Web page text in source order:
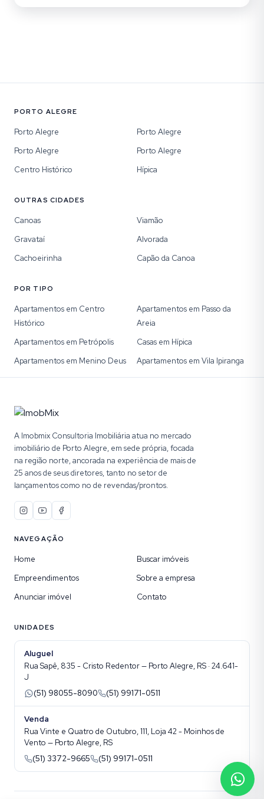
PORTO ALEGRE
Porto Alegre
Porto Alegre
Porto Alegre
Porto Alegre
Centro Histórico
Hípica
OUTRAS CIDADES
Canoas
Viamão
Gravataí
Alvorada
Cachoeirinha
Capão da Canoa
POR TIPO
Apartamentos em Centro
Histórico
Apartamentos em Passo da
Areia
Apartamentos em Petrópolis
Casas em Hípica
Apartamentos em Menino Deus
Apartamentos em Vila Ipiranga
A Imobmix Consultoria Imobiliária atua no mercado
imobiliário de Porto Alegre, em sede própria, focada
na região norte, ancorada na experiência de mais de
25 anos de seus diretores, tanto no setor de
lançamentos como no de revendas/prontos.
NAVEGAÇÃO
Home
Buscar imóveis
Empreendimentos
Sobre a empresa
Anunciar imóvel
Contato
UNIDADES
Aluguel
Rua Sapê, 835 - Cristo Redentor — Porto Alegre, RS · 24.641-
J
(51) 98055-8090
(51) 99171-0511
Venda
Rua Vinte e Quatro de Outubro, 111, Loja 42 - Moinhos de
Vento — Porto Alegre, RS
(51) 3372-9665
(51) 99171-0511